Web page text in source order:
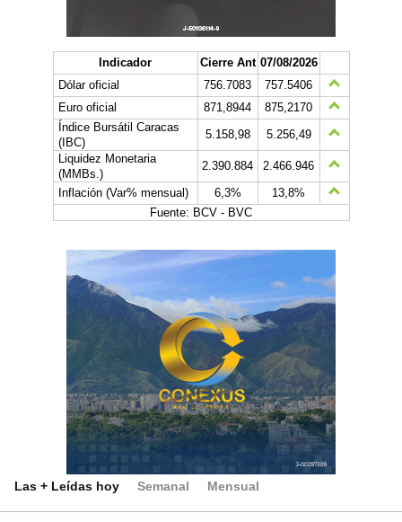
Indicador Cierre Ant 07/08/2026
Dólar oficial
756.7083
757.5406
Euro oficial
871,8944
875,2170
Índice Bursátil Caracas
(IBC)
5.158,98
5.256,49
Liquidez Monetaria
(MMBs.)
2.390.884
2.466.946
Inflación (Var% mensual)
6,3%
13,8%
Fuente: BCV - BVC
Las + Leídas hoy Semanal Mensual